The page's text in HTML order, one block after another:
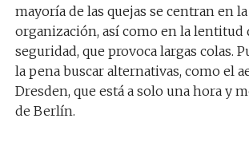
mayoría de las quejas se centran en
organización, así como en la lentitud
seguridad, que provoca largas colas.
la pena buscar alternativas, como el
Dresden, que está a solo una hora y
de Berlín.